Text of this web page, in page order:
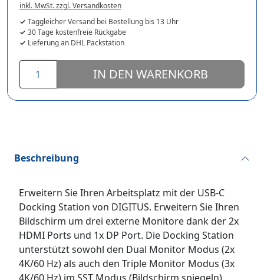
inkl. MwSt. zzgl. Versandkosten
Taggleicher Versand bei Bestellung bis 13 Uhr
30 Tage kostenfreie Rückgabe
Lieferung an DHL Packstation
IN DEN WARENKORB
Beschreibung
Erweitern Sie Ihren Arbeitsplatz mit der USB-C
Docking Station von DIGITUS. Erweitern Sie Ihren
Bildschirm um drei externe Monitore dank der 2x
HDMI Ports und 1x DP Port. Die Docking Station
unterstützt sowohl den Dual Monitor Modus (2x
4K/60 Hz) als auch den Triple Monitor Modus (3x